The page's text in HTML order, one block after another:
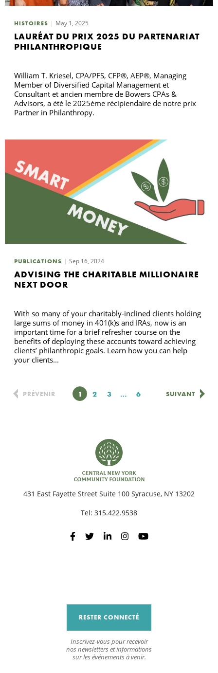
HISTOIRES May 1, 2025
LAURÉAT DU PRIX 2025 DU PARTENARIAT
PHILANTHROPIQUE
William T. Kriesel, CPA/PFS, CFP®, AEP®, Managing
Member of Diversified Capital Management et
Consultant et ancien membre de Bowers CPAs &
Advisors, a été le 2025ème récipiendaire de notre prix
Partner in Philanthropy.
PUBLICATIONS Sep 16, 2024
ADVISING THE CHARITABLE MILLIONAIRE
NEXT DOOR
With so many of your charitably-inclined clients holding
large sums of money in 401(k)s and IRAs, now is an
important time for a brief refresher course on the
benefits of deploying these accounts toward achieving
clients’ philanthropic goals. Learn how you can help
your clients...
PRÉVENIR Page
1 Page
2 Page
3 … Page
6 SUIVANT
431 East Fayette Street Suite 100 Syracuse, NY 13202
Tel: 315.422.9538
RESTER CONNECTÉ
Inscrivez-vous pour recevoir
nos newsletters et informations
sur les événements à venir.